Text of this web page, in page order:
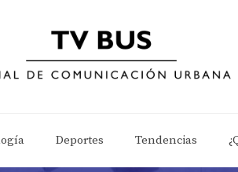
Deportes Tendencias